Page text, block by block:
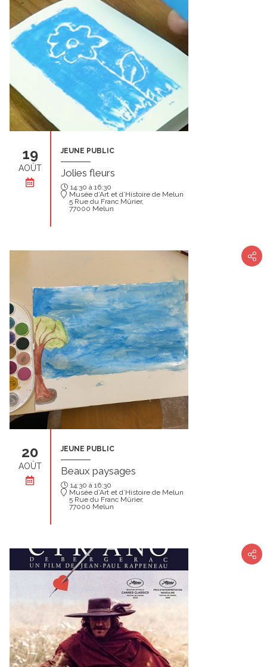
19
AOÛT
JEUNE PUBLIC
Jolies fleurs
14:30 à 16:30
Musée d’Art et d’Histoire de Melun
5 Rue du Franc Mûrier,
77000 Melun
20
AOÛT
JEUNE PUBLIC
Beaux paysages
14:30 à 16:30
Musée d’Art et d’Histoire de Melun
5 Rue du Franc Mûrier,
77000 Melun